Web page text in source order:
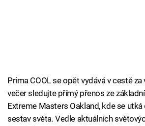
Prima COOL se opět vydává v cestě za
večer sledujte přímý přenos ze
Extreme Masters Oakland, kde se
sestav světa. Vedle aktuálních